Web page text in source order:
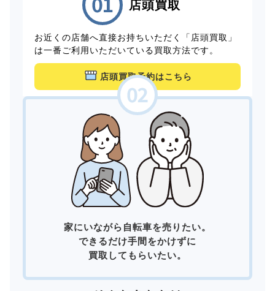
店頭買取
お近くの店舗へ直接お持ちいただく「店頭買取」
は一番ご利用いただいている買取方法です。
店頭買取予約はこちら
家にいながら自転車を売りたい。
できるだけ手間をかけずに
買取してもらいたい。